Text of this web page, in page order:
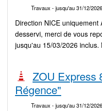
Travaux - jusqu'au 31/12/2026
Direction NICE
desservi, merci de vous
jusqu'au 15/03/2026 inclus.
ZOU Express
Régence"
Travaux - jusqu'au 31/12/2026